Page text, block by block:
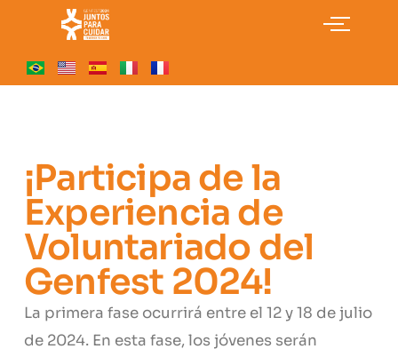
¡Participa de la
Experiencia de
Voluntariado del
Genfest 2024!
La primera fase ocurrirá entre el 12 y 18 de julio
de 2024. En esta fase, los jóvenes serán